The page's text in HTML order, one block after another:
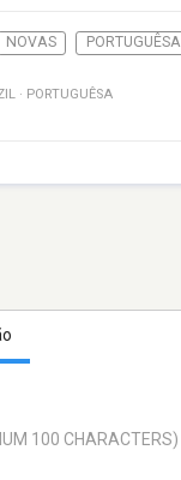
NOVAS PORTUGUÊSA
· PORTUGUÊSA